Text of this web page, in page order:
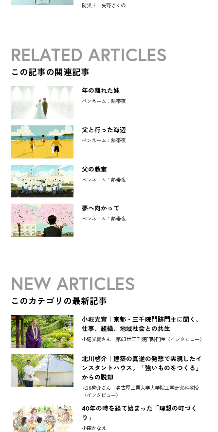
防災士：矢野きくの
RELATED ARTICLES
この記事の関連記事
年の離れた妹
ペンネーム：熱帯夜
父と行った海辺
ペンネーム：熱帯夜
父の教室
ペンネーム：熱帯夜
夢へ向かって
ペンネーム：熱帯夜
NEW ARTICLES
このカテゴリの最新記事
小堀光實｜京都・三千院門跡門主に聞く、
仕事、組織、地域社会との共生
小堀光實さん 第63世三千院門跡門主〈インタビュー〉
北川啓介｜建築の真逆の発想で実現したイ
ンスタントハウス。「強いものをつくる」
からの脱却
北川啓介さん 名古屋工業大学大学院工学研究科教授
〈インタビュー〉
40年の時を経て始まった「理想の町づく
り」
小田かなえ